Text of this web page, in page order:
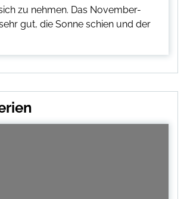
zu nehmen. Das November-
gut, die Sonne schien und der